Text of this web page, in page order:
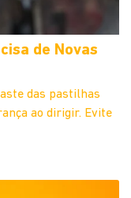
de Novas
das pastilhas
ao dirigir. Evite